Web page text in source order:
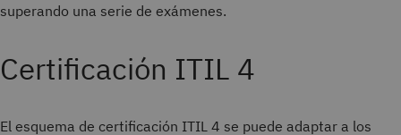
superando una serie de exámenes.
Certificación ITIL 4
El esquema de certificación ITIL 4 se puede adaptar a los